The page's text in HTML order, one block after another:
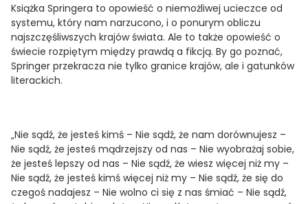
Książka Springera to opowieść o niemożliwej ucieczce od
systemu, który nam narzucono, i o ponurym obliczu
najszczęśliwszych krajów świata. Ale to także opowieść o
świecie rozpiętym między prawdą a fikcją. By go poznać,
Springer przekracza nie tylko granice krajów, ale i gatunków
literackich.
„Nie sądź, że jesteś kimś – Nie sądź, że nam dorównujesz –
Nie sądź, że jesteś mądrzejszy od nas – Nie wyobrażaj sobie,
że jesteś lepszy od nas – Nie sądź, że wiesz więcej niż my –
Nie sądź, że jesteś kimś więcej niż my – Nie sądź, że się do
czegoś nadajesz – Nie wolno ci się z nas śmiać – Nie sądź,